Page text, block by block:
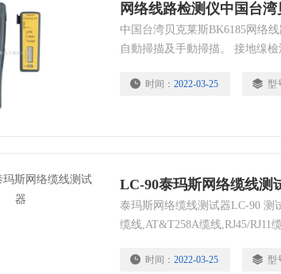
中国台湾贝克莱斯BK6185网络
自動掃描及手動掃描。 接地缐
时间： 2022-03-25 型
LC-90泰玛斯网络缆线测
泰玛斯网络缆线测试器LC-90 测
缆线,AT&T258A缆线,RJ45/
程接收器可测试远方壁板或接
时间： 2022-03-25 型